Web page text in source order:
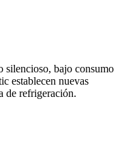
silencioso, bajo consumo
establecen nuevas
de refrigeración.